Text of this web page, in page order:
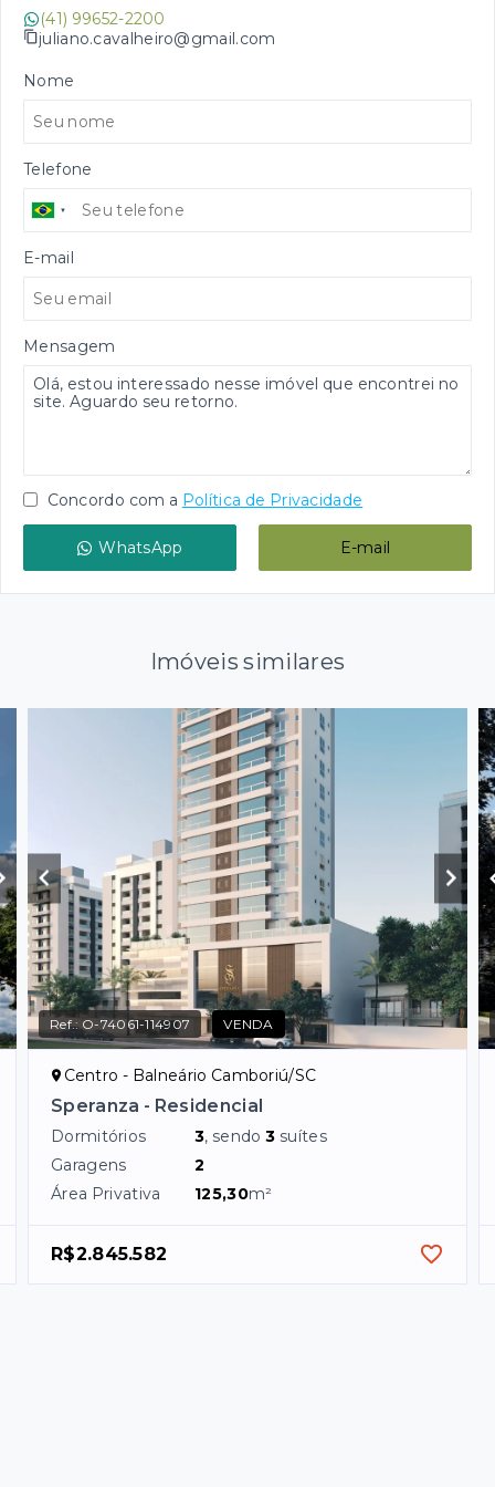
(41) 99652-2200
juliano.cavalheiro@gmail.com
Nome
Telefone
E-mail
Mensagem
Concordo com a Política de Privacidade
WhatsApp E-mail
Imóveis similares
Ref.: O-74061-114907 VENDA
Centro - Balneário Camboriú/SC
Speranza - Residencial
Dormitórios 3, sendo3 suítes
Garagens
2
Área Privativa
125,30m²
R$2.845.582